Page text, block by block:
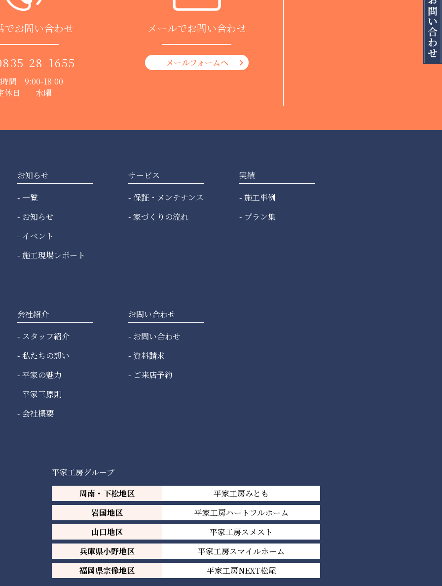
でお問い合わせ
28-1655
時間 9:00-18:00
休日 水曜
メールでお問い合わせ
メールフォームへ
お知らせ
一覧
お知らせ
イベント
施工現場レポート
サービス
保証・メンテナンス
家づくりの流れ
実績
施工事例
プラン集
会社紹介
スタッフ紹介
私たちの想い
平家の魅力
平家三原則
会社概要
お問い合わせ
お問い合わせ
資料請求
ご来店予約
平家工房グループ
周南・下松地区
平家工房みとも
岩国地区
平家工房ハートフルホーム
山口地区
平家工房スメスト
兵庫県小野地区
平家工房スマイルホーム
福岡県宗像地区
平家工房NEXT松尾